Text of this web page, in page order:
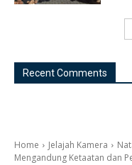
Recent Comments